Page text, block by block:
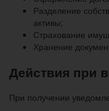
Разделение
активы;
Страхование
Хранение
Действия при
При получении